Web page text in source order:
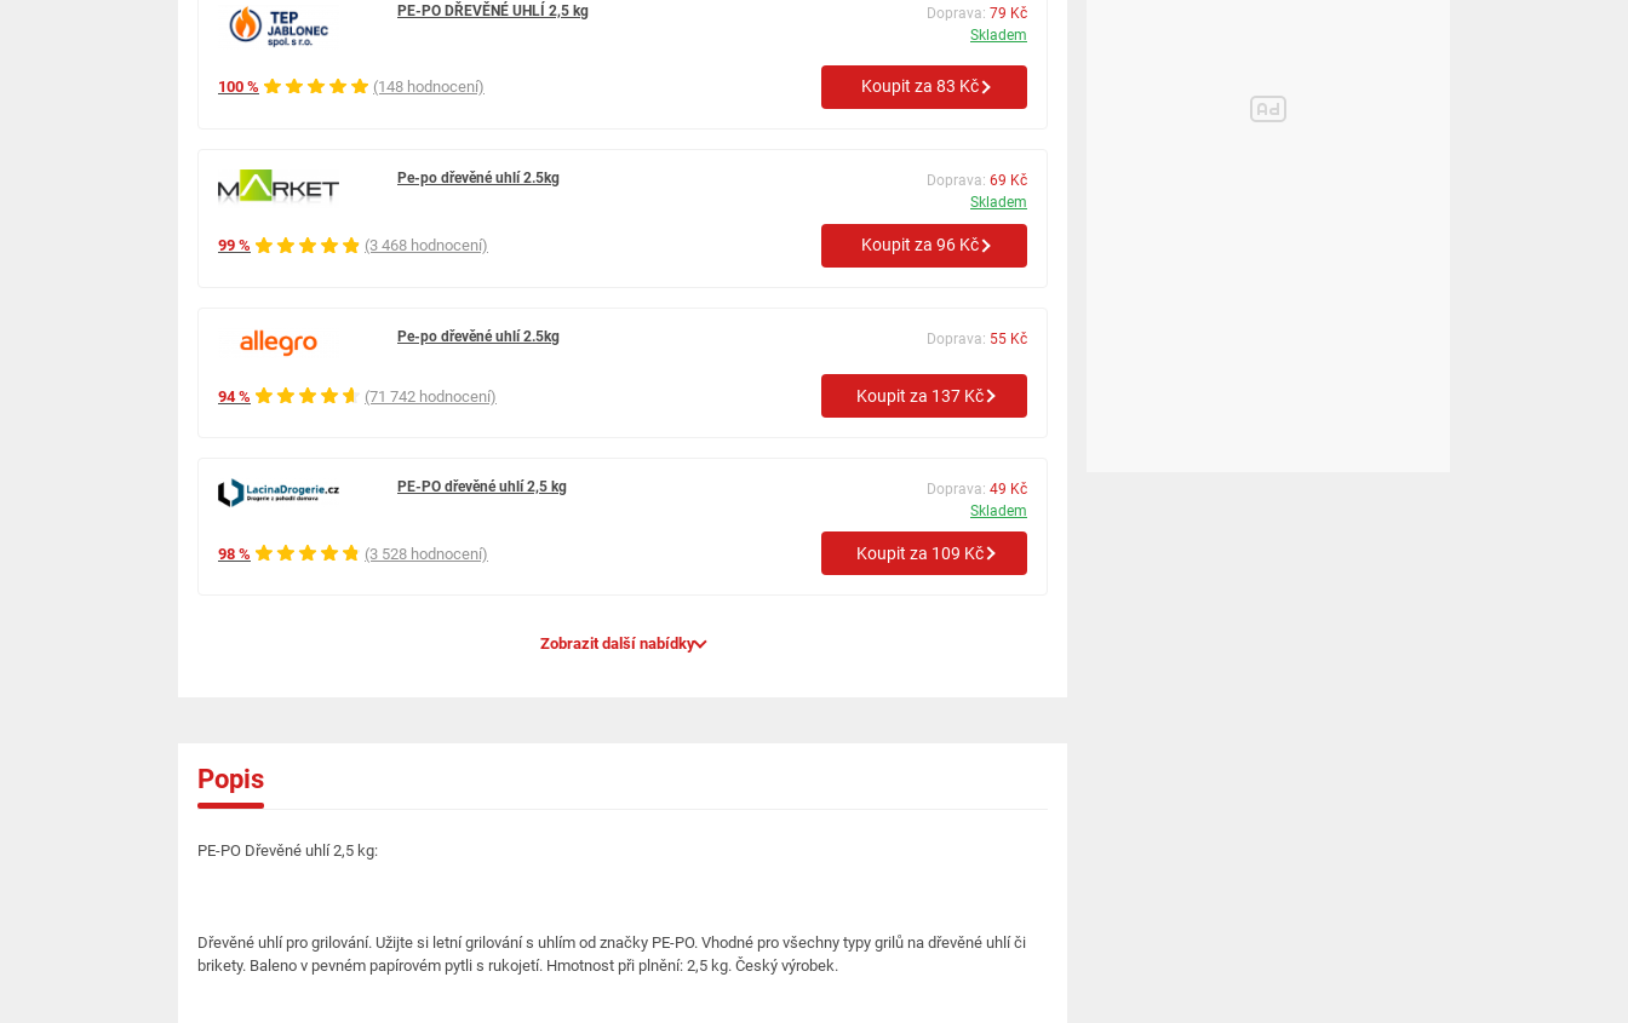
100 % (148 hodnocení)
PE-PO DŘEVĚNÉ UHLÍ 2,5 kg Doprava: 79 Kč
Skladem
Koupit za 83 Kč
99 % (3 468 hodnocení)
Pe-po dřevěné uhlí 2.5kg Doprava: 69 Kč
Skladem
Koupit za 96 Kč
94 % (71 742 hodnocení)
Pe-po dřevěné uhlí 2.5kg Doprava: 55 Kč
Koupit za 137 Kč
98 % (3 528 hodnocení)
PE-PO dřevěné uhlí 2,5 kg Doprava: 49 Kč
Skladem
Koupit za 109 Kč
Zobrazit další nabídky
Popis
PE-PO Dřevěné uhlí 2,5 kg:
Dřevěné uhlí pro grilování. Užijte si letní grilování s uhlím od značky PE-PO. Vhodné pro všechny typy grilů na dřevěné uhlí či
brikety. Baleno v pevném papírovém pytli s rukojetí. Hmotnost při plnění: 2,5 kg. Český výrobek.